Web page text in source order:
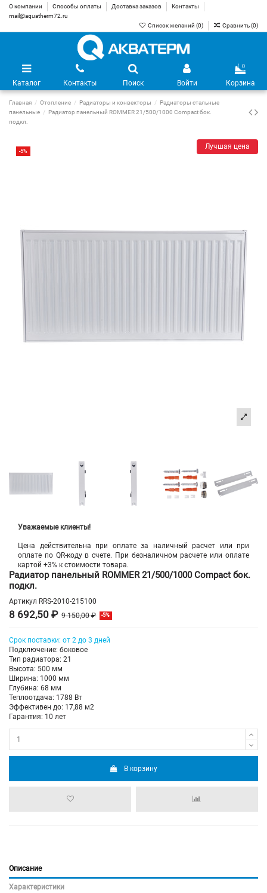
О компании Способы оплаты Доставка заказов
Контакты
mail@aquatherm72.ru
Список желаний (0) Сравнить (0)
Каталог Контакты Поиск Войти
0
Корзина
Главная Отопление Радиаторы и конвекторы
Радиаторы стальные
панельные
Радиатор панельный ROMMER 21/500/1000 Compact бок.
подкл.
-5%
Лучшая цена
Уважаемые клиенты!
Цена действительна при оплате за наличный расчет или при
оплате по QR-коду в счете. При безналичном расчете или оплате
картой +3% к стоимости товара.
Радиатор панельный ROMMER 21/500/1000 Compact бок.
подкл.
Артикул RRS-2010-215100
8 692,50 ₽ 9 150,00 ₽ -5%
Срок поставки: от 2 до 3 дней
Подключение: боковое
Тип радиатора: 21
Высота: 500 мм
Ширина: 1000 мм
Глубина: 68 мм
Теплоотдача: 1788 Вт
Эффективен до: 17,88 м2
Гарантия: 10 лет
В корзину
Описание
Характеристики